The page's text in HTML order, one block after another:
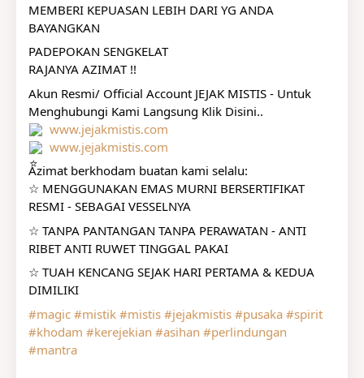
MEMBERI KEPUASAN LEBIH DARI YG ANDA
BAYANGKAN
PADEPOKAN SENGKELAT
RAJANYA AZIMAT !!
Akun Resmi/ Official Account JEJAK MISTIS - Untuk
Menghubungi Kami Langsung Klik Disini..
www.jejakmistis.com
www.jejakmistis.com
Azimat berkhodam buatan kami selalu:
☆ MENGGUNAKAN EMAS MURNI BERSERTIFIKAT
RESMI - SEBAGAI VESSELNYA
☆ TANPA PANTANGAN TANPA PERAWATAN - ANTI
RIBET ANTI RUWET TINGGAL PAKAI
☆ TUAH KENCANG SEJAK HARI PERTAMA & KEDUA
DIMILIKI
#magic #mistik #mistis #jejakmistis #pusaka #spirit
#khodam #kerejekian #asihan #perlindungan
#mantra